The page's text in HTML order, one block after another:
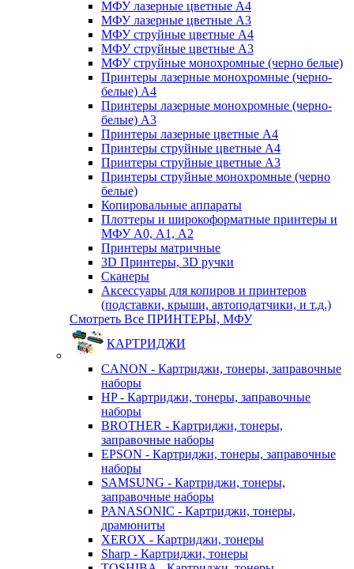
МФУ лазерные цветные A4
МФУ лазерные цветные A3
МФУ струйные цветные A4
МФУ струйные цветные A3
МФУ струйные монохромные (черно белые)
Принтеры лазерные монохромные (черно-
белые) A4
Принтеры лазерные монохромные (черно-
белые) A3
Принтеры лазерные цветные A4
Принтеры струйные цветные A4
Принтеры струйные цветные A3
Принтеры струйные монохромные (черно
белые)
Копировальные аппараты
Плоттеры и широкоформатные принтеры и
МФУ А0, А1, А2
Принтеры матричные
3D Принтеры, 3D ручки
Сканеры
Аксессуары для копиров и принтеров
(подставки, крыши, автоподатчики, и т.д.)
Смотреть Все ПРИНТЕРЫ, МФУ
КАРТРИДЖИ
CANON - Картриджи, тонеры, заправочные
наборы
HP - Картриджи, тонеры, заправочные
наборы
BROTHER - Картриджи, тонеры,
заправочные наборы
EPSON - Картриджи, тонеры, заправочные
наборы
SAMSUNG - Картриджи, тонеры,
заправочные наборы
PANASONIC - Картриджи, тонеры,
драмюниты
XEROX - Картриджи, тонеры
Sharp - Картриджи, тонеры